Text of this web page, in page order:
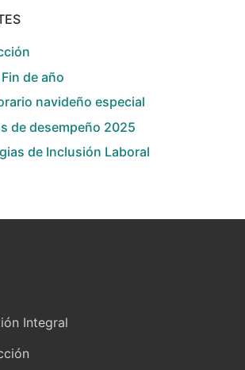
de año
navideño especial
de desempeño 2025
de Inclusión Laboral
Integral